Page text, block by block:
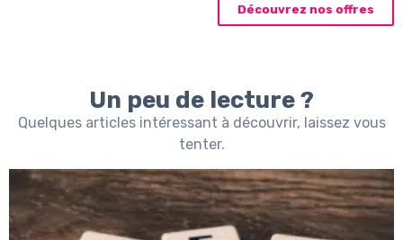
Découvrez nos offres
Un peu de lecture ?
Quelques articles intéressant à découvrir, laissez vous
tenter.